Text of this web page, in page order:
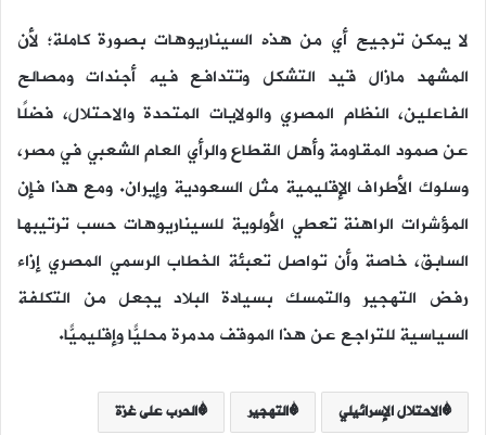
لا يمكن ترجيح أي من هذه السيناريوهات بصورة كاملة؛ لأن
المشهد مازال قيد التشكل وتتدافع فيه أجندات ومصالح
الفاعلين، النظام المصري والولايات المتحدة والاحتلال، فضلًا
عن صمود المقاومة وأهل القطاع والرأي العام الشعبي في مصر،
وسلوك الأطراف الإقليمية مثل السعودية وإيران. ومع هذا فإن
المؤشرات الراهنة تعطي الأولوية للسيناريوهات حسب ترتيبها
السابق، خاصة وأن تواصل تعبئة الخطاب الرسمي المصري إزاء
رفض التهجير والتمسك بسيادة البلاد يجعل من التكلفة
السياسية للتراجع عن هذا الموقف مدمرة محليًّا وإقليميًّا.
الاحتلال الإسرائيلي التهجير
الحرب على غزة